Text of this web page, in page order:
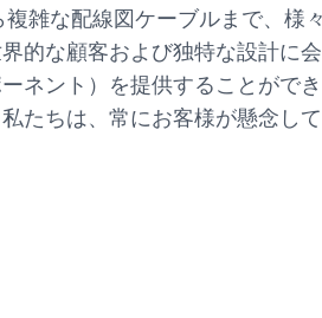
雑な配線図ケーブルまで、様
的な顧客および独特な設計に
ネント）を提供することがで
たちは、常にお客様が懸念し